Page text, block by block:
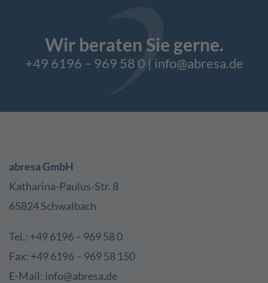
Wir beraten Sie gerne.
+49 6196 – 969 58 0 | info@abresa.de
abresa GmbH
Katharina-Paulus-Str. 8
65824 Schwalbach
Tel.: +49 6196 – 969 58 0
Fax: +49 6196 – 969 58 150
E-Mail: info@abresa.de